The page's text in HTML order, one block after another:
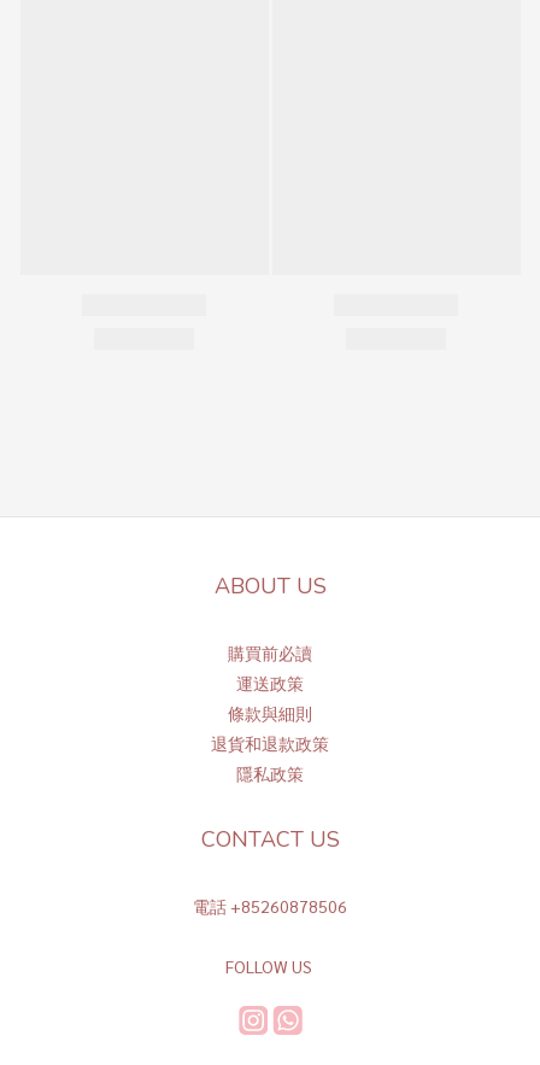
ABOUT US
購買前必讀
運送政策
條款與細則
退貨和退款政策
隱私政策
CONTACT US
電話 +85260878506
FOLLOW US